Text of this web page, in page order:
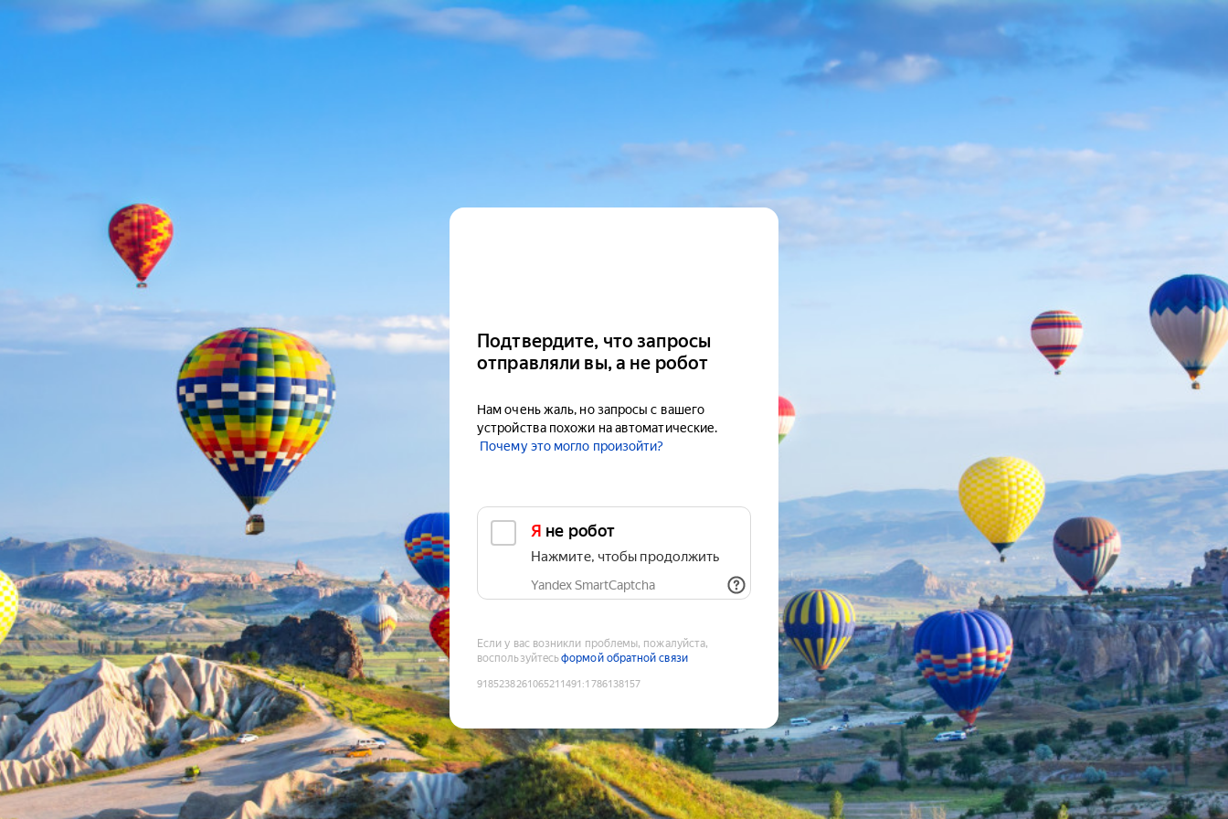
Подтвердите, что запросы
отправляли вы, а не робот
Нам очень жаль, но запросы с вашего
устройства похожи на автоматические.
Почему это могло произойти?
Я не робот
Нажмите, чтобы продолжить
Yandex SmartCaptcha
Если у вас возникли проблемы, пожалуйста,
воспользуйтесьформой обратной связи
9185238261065211491 :1786138157